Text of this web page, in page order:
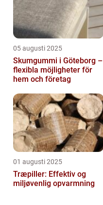
05 augusti 2025
Skumgummi i Göteborg –
flexibla möjligheter för
hem och företag
01 augusti 2025
Træpiller: Effektiv og
miljøvenlig opvarmning